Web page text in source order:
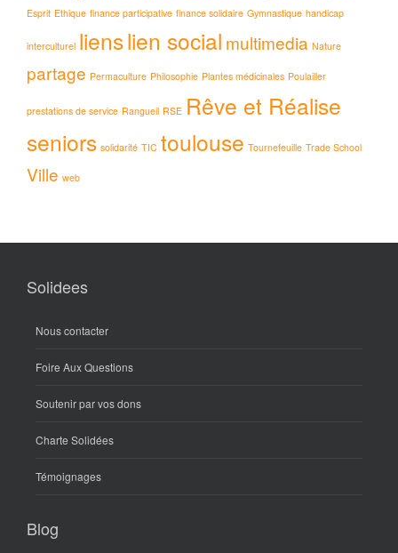
Esprit Ethique finance participative finance solidaire Gymnastique handicap
interculturel lienslien social multimedia Nature
partage Permaculture Philosophie Plantes médicinales Poulailler
prestations de service Rangueil RSE Rêve et Réalise
seniors solidarité TIC toulouse Tournefeuille Trade School
Ville web
Solidees
Nous contacter
Foire Aux Questions
Soutenir par vos dons
Charte Solidées
Témoignages
Blog